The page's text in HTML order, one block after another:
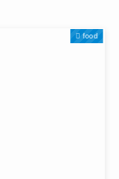
food